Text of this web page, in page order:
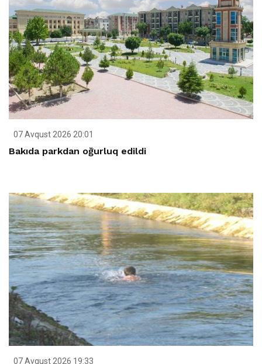
07 Avqust 2026 20:01
Bakıda parkdan oğurluq edildi
07 Avqust 2026 19:33